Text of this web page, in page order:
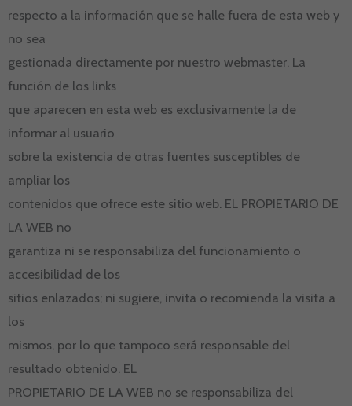
respecto a la información que se halle fuera de esta web y
no sea
gestionada directamente por nuestro webmaster. La
función de los links
que aparecen en esta web es exclusivamente la de
informar al usuario
sobre la existencia de otras fuentes susceptibles de
ampliar los
contenidos que ofrece este sitio web. EL PROPIETARIO DE
LA WEB no
garantiza ni se responsabiliza del funcionamiento o
accesibilidad de los
sitios enlazados; ni sugiere, invita o recomienda la visita a
los
mismos, por lo que tampoco será responsable del
resultado obtenido. EL
PROPIETARIO DE LA WEB no se responsabiliza del